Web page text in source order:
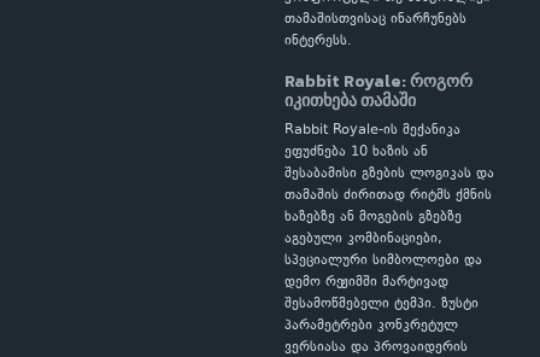
თამაშისთვისაც ინარჩუნებს
ინტერესს.
Rabbit Royale: როგორ
იკითხება თამაში
Rabbit Royale-ის მექანიკა
ეფუძნება 10 ხაზის ან
შესაბამისი გზების ლოგიკას და
თამაშის ძირითად რიტმს ქმნის
ხაზებზე ან მოგების გზებზე
აგებული კომბინაციები,
სპეციალური სიმბოლოები და
დემო რეჟიმში მარტივად
შესამოწმებელი ტემპი. ზუსტი
პარამეტრები კონკრეტულ
ვერსიასა და პროვაიდერის